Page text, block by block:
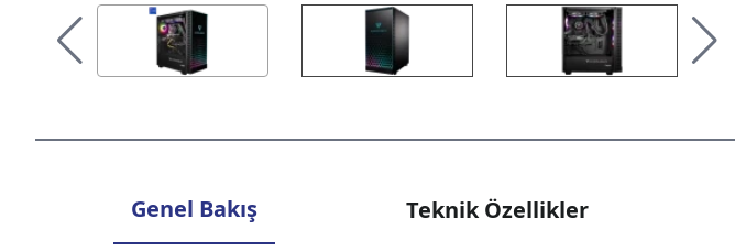
Genel Bakış Teknik Özellikler